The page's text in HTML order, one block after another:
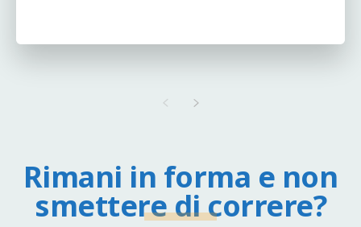
Rimani in forma e non
smettere di correre?